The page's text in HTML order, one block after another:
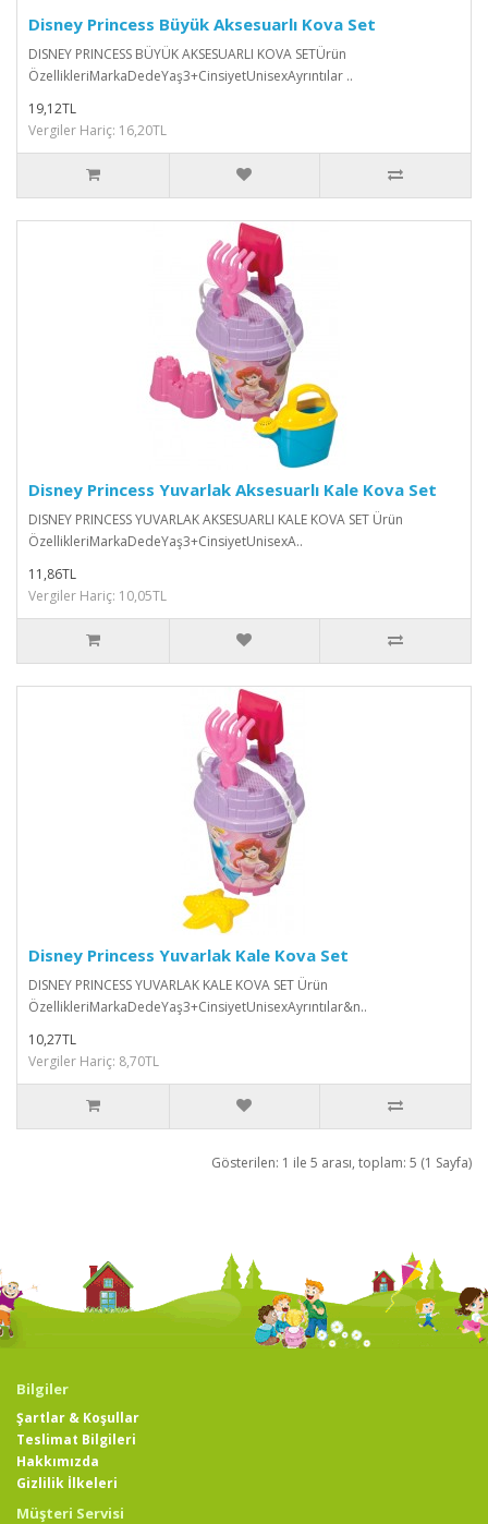
Disney Princess Büyük Aksesuarlı Kova Set
DISNEY PRINCESS BÜYÜK AKSESUARLI KOVA SETÜrün
ÖzellikleriMarkaDedeYaş3+CinsiyetUnisexAyrıntılar ..
19,12TL
Vergiler Hariç: 16,20TL
Disney Princess Yuvarlak Aksesuarlı Kale Kova Set
DISNEY PRINCESS YUVARLAK AKSESUARLI KALE KOVA SET Ürün
ÖzellikleriMarkaDedeYaş3+CinsiyetUnisexA..
11,86TL
Vergiler Hariç: 10,05TL
Disney Princess Yuvarlak Kale Kova Set
DISNEY PRINCESS YUVARLAK KALE KOVA SET Ürün
ÖzellikleriMarkaDedeYaş3+CinsiyetUnisexAyrıntılar&n..
10,27TL
Vergiler Hariç: 8,70TL
Gösterilen: 1 ile 5 arası, toplam: 5 (1 Sayfa)
Bilgiler
Şartlar & Koşullar
Teslimat Bilgileri
Hakkımızda
Gizlilik İlkeleri
Müşteri Servisi